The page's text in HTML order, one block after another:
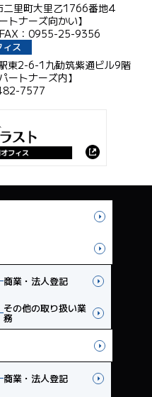
里町大里乙1766番地4
トナーズ向かい】
：0955-25-9356
ス
東2-6-1九勧筑紫通ビル9階
ートナーズ内】
7577
商業・法人登記
その他の取り扱い業
務
商業・法人登記